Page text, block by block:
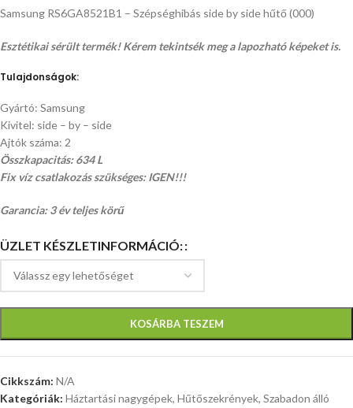
Samsung RS6GA8521B1 – Szépséghibás side by side hűtő (000)
Esztétikai sérült termék! Kérem tekintsék meg a lapozható képeket is.
Tulajdonságok:
Gyártó: Samsung
Kivitel: side – by – side
Ajtók száma: 2
Összkapacitás: 634 L
Fix víz csatlakozás szükséges: IGEN!!!
Garancia: 3 év teljes körű
ÜZLET KÉSZLETINFORMÁCIÓ:
KOSÁRBA TESZEM
Cikkszám: N/A
Kategóriák: Háztartási nagygépek, Hűtőszekrények, Szabadon álló